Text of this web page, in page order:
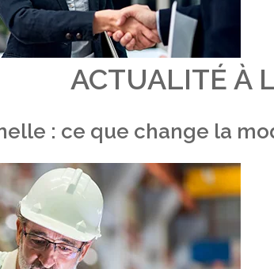
ACTUALITÉ À
: ce que change la